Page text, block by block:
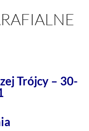
Trójcy – 30-